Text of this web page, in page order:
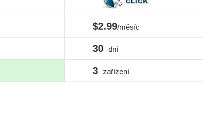
$2.99/měsíc
30 dní
3 zařízení